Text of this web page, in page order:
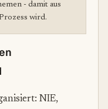
- damit aus
wird.
NIE,